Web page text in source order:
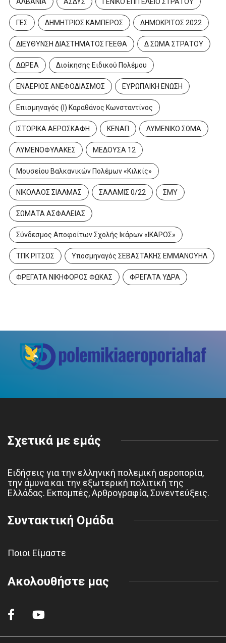
ΑΛΒΑΝΙΑ ΑΣΔΥΣ ΓΕΝΙΚΟ ΕΠΙΤΕΛΕΙΟ ΣΤΡΑΤΟΥ
ΓΕΣ ΔΗΜΗΤΡΙΟΣ ΚΑΜΠΕΡΟΣ ΔΗΜΟΚΡΙΤΟΣ 2022
ΔΙΕΥΘΥΝΣΗ ΔΙΑΣΤΗΜΑΤΟΣ ΓΕΕΘΑ Δ ΣΩΜΑ ΣΤΡΑΤΟΥ
ΔΩΡΕΑ Διοίκησης Ειδικού Πολέμου
ΕΝΑΕΡΙΟΣ ΑΝΕΦΟΔΙΑΣΜΟΣ ΕΥΡΩΠΑΙΚΗ ΕΝΩΣΗ
Επισμηναγός (Ι) Καραθάνος Κωνσταντίνος
ΙΣΤΟΡΙΚΑ ΑΕΡΟΣΚΑΦΗ ΚΕΝΑΠ ΛΥΜΕΝΙΚΟ ΣΩΜΑ
ΛΥΜΕΝΟΦΥΛΑΚΕΣ ΜΕΔΟΥΣΑ 12
Μουσείου Βαλκανικών Πολέμων «Κιλκίς»
ΝΙΚΟΛΑΟΣ ΣΙΑΛΜΑΣ ΣΑΛΑΜΙΣ 0/22 ΣΜΥ
ΣΩΜΑΤΑ ΑΣΦΑΛΕΙΑΣ
Σύνδεσμος Αποφοίτων Σχολής Ικάρων «ΙΚΑΡΟΣ»
ΤΠΚ ΡΙΤΣΟΣ Υποσμηναγός ΣΕΒΑΣΤΑΚΗΣ ΕΜΜΑΝΟΥΗΛ
ΦΡΕΓΑΤΑ ΝΙΚΗΦΟΡΟΣ ΦΩΚΑΣ ΦΡΕΓΑΤΑ ΥΔΡΑ
Σχετικά με εμάς
Ειδήσεις για την ελληνική πολεμική αεροπορία,
την άμυνα και την εξωτερική πολιτική της
Ελλάδας. Εκπομπές, Αρθρογραφία, Συνεντεύξεις.
Συντακτική Ομάδα
Ποιοι Είμαστε
Ακολουθήστε μας